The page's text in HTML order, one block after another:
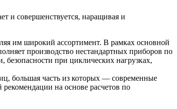
и совершенствуется, наращивая и
им широкий ассортимент. В рамках основной
производство нестандартных приборов по
при циклических нагрузках,
большая часть из которых — современные
на основе расчетов по